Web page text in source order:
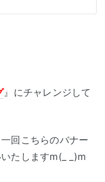
』にチャレンジして
回こちらのバナー
たしますm(_ _)m